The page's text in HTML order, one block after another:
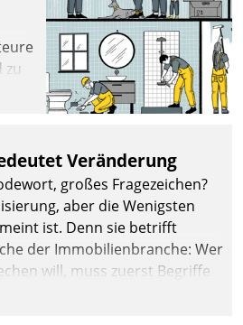
zu
Veränderung
großes Fragezeichen?
aber die Wenigsten
ist. Denn sie betrifft
der Immobilienbranche: Wer
will, muss zuerst Begriffe
betriebliche Optimierung: